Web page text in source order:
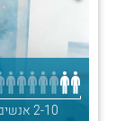
2-10 אנשים